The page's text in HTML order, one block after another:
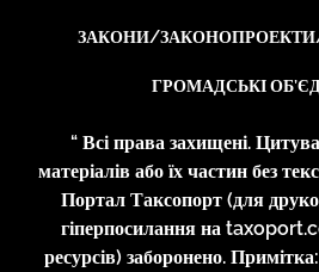
ЗАКОНИ/
ГРОМАДСЬКІ
“ Всі права захищені.
матеріалів або їх частин без
Портал Таксопорт (для
гіперпосилання на
ресурсів) заборонено.